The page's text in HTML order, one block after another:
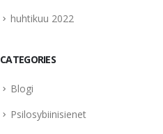
huhtikuu 2022
CATEGORIES
Blogi
Psilosybiinisienet